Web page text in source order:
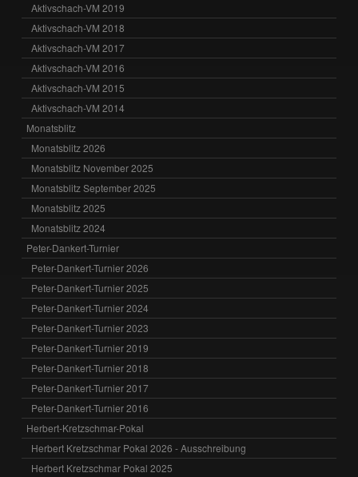
Aktivschach-VM 2019
Aktivschach-VM 2018
Aktivschach-VM 2017
Aktivschach-VM 2016
Aktivschach-VM 2015
Aktivschach-VM 2014
Monatsblitz
Monatsblitz 2026
Monatsblitz November 2025
Monatsblitz September 2025
Monatsblitz 2025
Monatsblitz 2024
Peter-Dankert-Turnier
Peter-Dankert-Turnier 2026
Peter-Dankert-Turnier 2025
Peter-Dankert-Turnier 2024
Peter-Dankert-Turnier 2023
Peter-Dankert-Turnier 2019
Peter-Dankert-Turnier 2018
Peter-Dankert-Turnier 2017
Peter-Dankert-Turnier 2016
Herbert-Kretzschmar-Pokal
Herbert Kretzschmar Pokal 2026 - Ausschreibung
Herbert Kretzschmar Pokal 2025